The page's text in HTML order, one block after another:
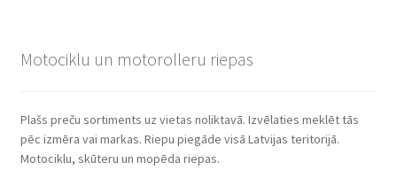
Motociklu un motorolleru riepas
Plašs preču sortiments uz vietas noliktavā. Izvēlaties meklēt tās
pēc izmēra vai markas. Riepu piegāde visā Latvijas teritorijā.
Motociklu, skūteru un mopēda riepas.